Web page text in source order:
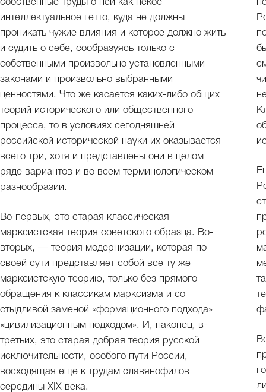
собственные труды о ней как некое
интеллектуальное гетто, куда не должны
проникать чужие влияния и которое должно жить
и судить о себе, сообразуясь только с
собственными произвольно установленными
законами и произвольно выбранными
ценностями. Что же касается каких-либо общих
теорий исторического или общественного
процесса, то в условиях сегодняшней
российской исторической науки их оказывается
всего три, хотя и представлены они в целом
ряде вариантов и во всем терминологическом
разнообразии.
Во-первых, это старая классическая
марксистская теория советского образца. Во-
вторых, — теория модернизации, которая по
своей сути представляет собой все ту же
марксистскую теорию, только без прямого
обращения к классикам марксизма и со
стыдливой заменой «формационного подхода»
«цивилизационным подходом». И, наконец, в-
третьих, это старая добрая теория русской
исключительности, особого пути России,
восходящая еще к трудам славянофилов
середины XIX века.